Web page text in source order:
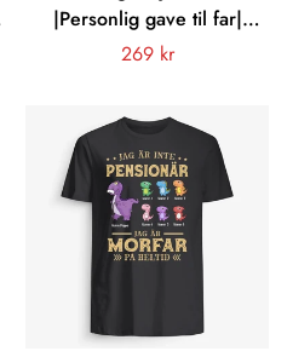
|Personlig gave til far|
Pappas fotballag
Vanligt
269 kr